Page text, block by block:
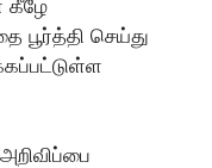
கீழே
செய்து